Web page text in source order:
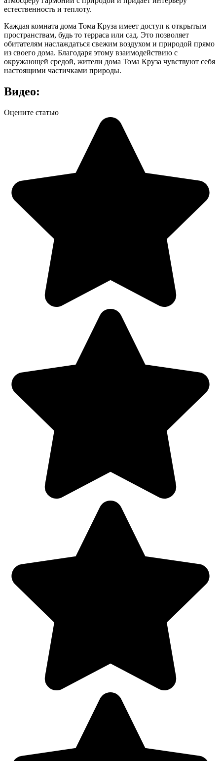
естественность и теплоту.
Каждая комната дома Тома Круза имеет доступ к открытым
пространствам, будь то терраса или сад. Это позволяет
обитателям наслаждаться свежим воздухом и природой прямо
из своего дома. Благодаря этому взаимодействию с
окружающей средой, жители дома Тома Круза чувствуют себя
настоящими частичками природы.
Видео:
Оцените статью